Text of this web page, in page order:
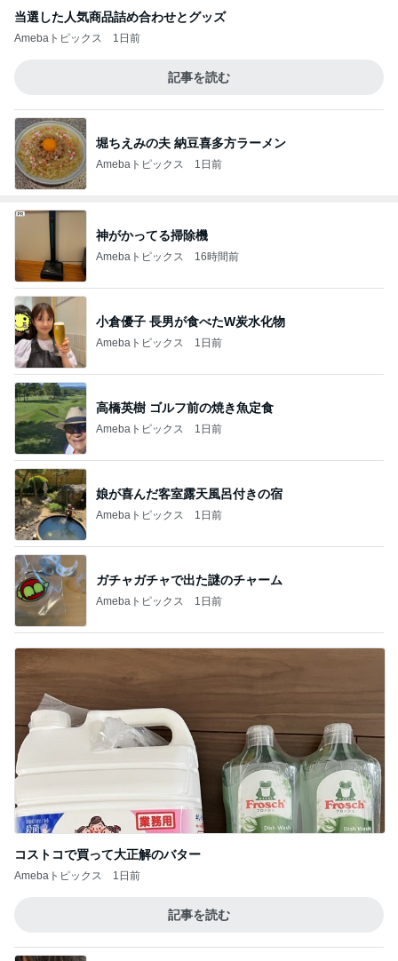
当選した人気商品詰め合わせとグッズ
Amebaトピックス 1日前
記事を読む
堀ちえみの夫 納豆喜多方ラーメン
Amebaトピックス 1日前
神がかってる掃除機
Amebaトピックス 16時間前
小倉優子 長男が食べたW炭水化物
Amebaトピックス 1日前
高橋英樹 ゴルフ前の焼き魚定食
Amebaトピックス 1日前
娘が喜んだ客室露天風呂付きの宿
Amebaトピックス 1日前
ガチャガチャで出た謎のチャーム
Amebaトピックス 1日前
コストコで買って大正解のバター
Amebaトピックス 1日前
記事を読む